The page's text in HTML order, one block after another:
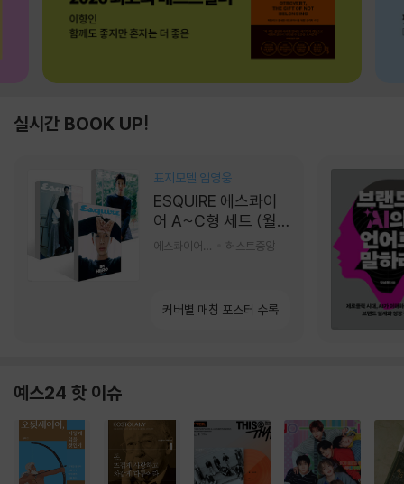
실시간 BOOK UP!
표지모델 임영웅
ESQUIRE 에스콰이
어 A~C형 세트 (월
간) : 9월 [2026]
허스트중앙
커버별 매칭 포스터 수록
예스24 핫 이슈